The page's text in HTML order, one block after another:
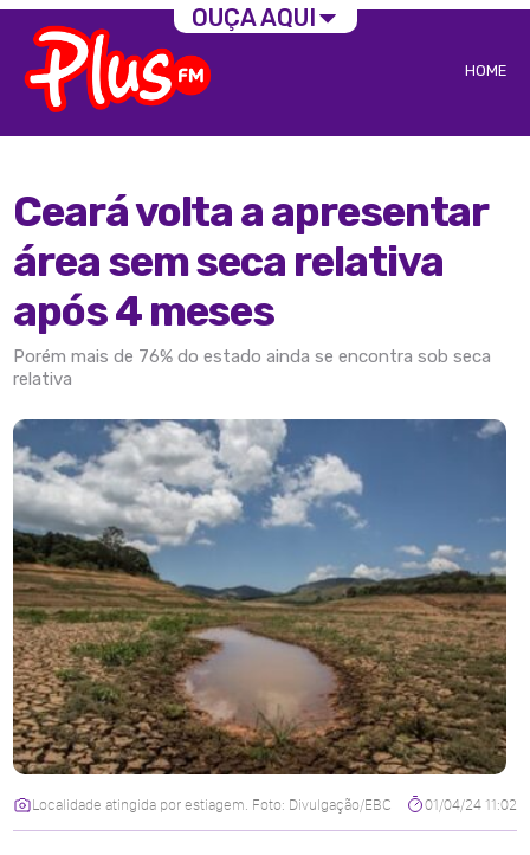
HOME
Ceará volta a apresentar
área sem seca relativa
após 4 meses
Porém mais de 76% do estado ainda se encontra sob seca
relativa
Localidade atingida por estiagem. Foto: Divulgação/EBC 01/04/24 11:02
OUÇA AQUI